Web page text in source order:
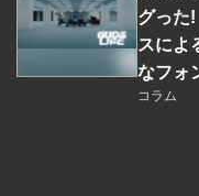
グった
スによ
なフォ
コラム